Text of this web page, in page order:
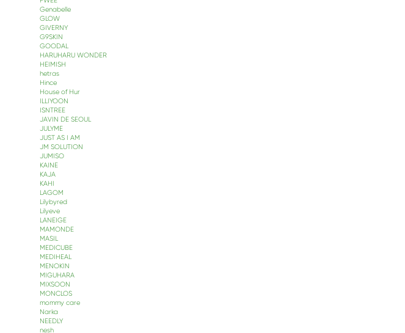
Genabelle
GLOW
GIVERNY
G9SKIN
GOODAL
HARUHARU WONDER
HEIMISH
hetras
Hince
House of Hur
ILLIYOON
ISNTREE
JAVIN DE SEOUL
JULYME
JUST AS I AM
JM SOLUTION
JUMISO
KAINE
KAJA
KAHI
LAGOM
Lilybyred
Lilyeve
LANEIGE
MAMONDE
MASIL
MEDICUBE
MEDIHEAL
MENOKIN
MIGUHARA
MIXSOON
MONCLOS
mommy care
Narka
NEEDLY
nesh